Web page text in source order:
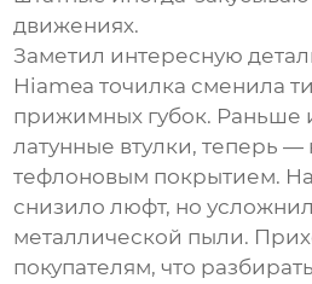
движениях.
Заметил интересную
Hiamea точилка сменила
прижимных губок. Раньше
латунные втулки, теперь —
тефлоновым покрытием. На
снизило люфт, но
металлической пыли.
покупателям, что